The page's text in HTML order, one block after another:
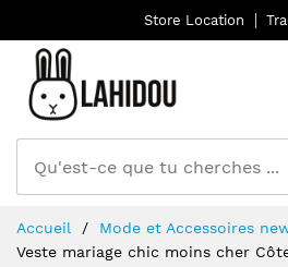
Store Location
au
Accueil
Mode et Accessoires
Veste mariage chic moins cher